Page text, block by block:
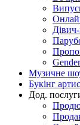
Музичне
Букінг
Дод.